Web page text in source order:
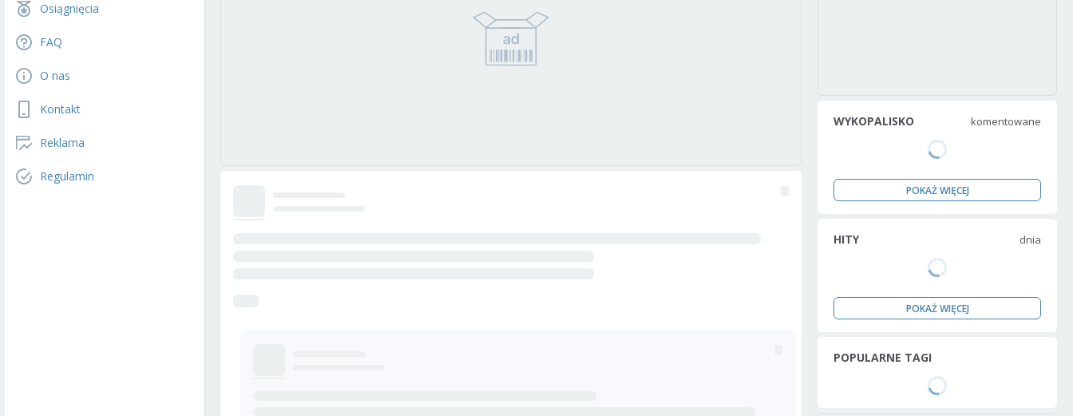
Osiągnięcia
FAQ
O nas
Kontakt
Reklama
Regulamin
WYKOPALISKO komentowane
POKAŻ WIĘCEJ
HITY dnia
POKAŻ WIĘCEJ
POPULARNE TAGI